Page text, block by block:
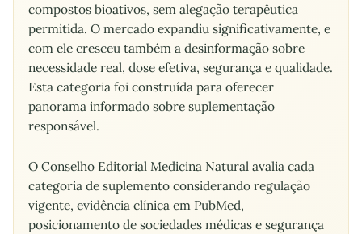
compostos bioativos, sem alegação terapêutica
permitida. O mercado expandiu significativamente, e
com ele cresceu também a desinformação sobre
necessidade real, dose efetiva, segurança e qualidade.
Esta categoria foi construída para oferecer
panorama informado sobre suplementação
responsável.
O Conselho Editorial Medicina Natural avalia cada
categoria de suplemento considerando regulação
vigente, evidência clínica em PubMed,
posicionamento de sociedades médicas e segurança